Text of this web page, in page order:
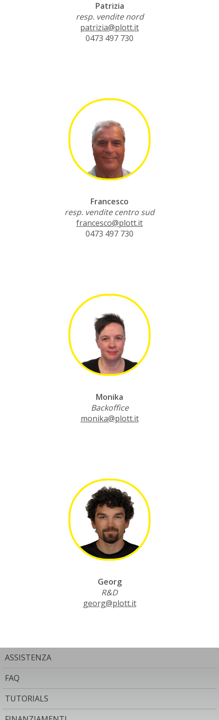
Patrizia
resp. vendite nord
patrizia@plott.it
0473 497 730
Francesco
resp. vendite centro sud
francesco@plott.it
0473 497 730
Monika
Backoffice
monika@plott.it
Georg
R&D
georg@plott.it
ASSISTENZA
FAQ
TUTORIALS